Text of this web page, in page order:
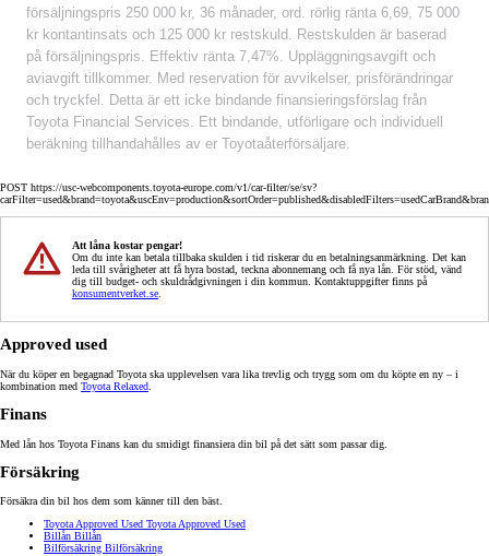
försäljningspris 250 000 kr, 36 månader, ord. rörlig ränta 6,69, 75 000
kr kontantinsats och 125 000 kr restskuld. Restskulden är baserad
på försäljningspris. Effektiv ränta 7,47%. Uppläggningsavgift och
aviavgift tillkommer. Med reservation för avvikelser, prisförändringar
och tryckfel. Detta är ett icke bindande finansieringsförslag från
Toyota Financial Services. Ett bindande, utförligare och individuell
beräkning tillhandahålles av er Toyotaåterförsäljare.
POST https://usc-webcomponents.toyota-europe.com/v1/car-filter/se/sv?
Att låna kostar pengar!
Om du inte kan betala tillbaka skulden i tid riskerar du en betalningsanmärkning. Det kan
leda till svårigheter att få hyra bostad, teckna abonnemang och få nya lån. För stöd, vänd
dig till budget- och skuldrådgivningen i din kommun. Kontaktuppgifter finns på
konsumentverket.se
Approved used
När du köper en begagnad Toyota ska upplevelsen vara lika trevlig och trygg som om du köpte en ny – i
kombination med Toyota Relaxed
Finans
Med lån hos Toyota Finans kan du smidigt finansiera din bil på det sätt som passar dig.
Försäkring
Försäkra din bil hos dem som känner till den bäst.
Toyota Approved Used Toyota Approved Used
Billån Billån
Bilförsäkring Bilförsäkring